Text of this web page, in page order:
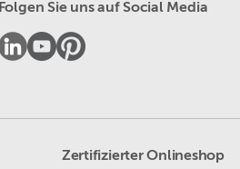
Folgen Sie uns auf Social Media
Zertifizierter Onlineshop